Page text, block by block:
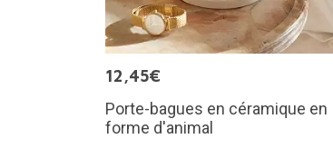
12,45€
Porte-bagues en céramique en
forme d'animal